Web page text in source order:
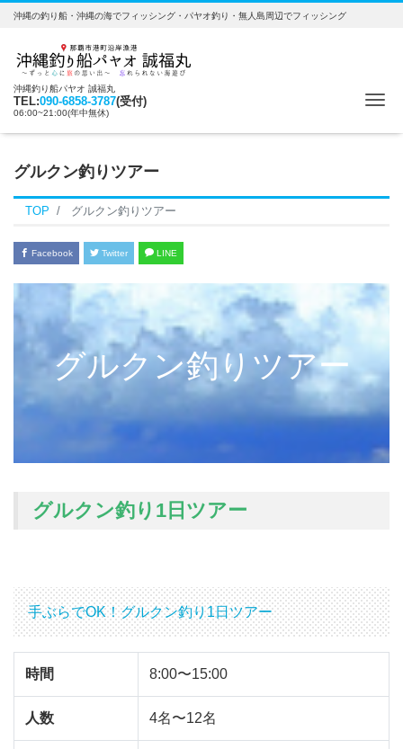
沖縄の釣り船・沖縄の海でフィッシング・パヤオ釣り・無人島周辺でフィッシング
沖縄釣り船パヤオ 誠福丸
TEL:090-6858-3787(受付)
06:00~21:00(年中無休)
グルクン釣りツアー
TOP グルクン釣りツアー
Facebook Twitter LINE
グルクン釣りツアー
グルクン釣り1日ツアー
手ぶらでOK！グルクン釣り1日ツアー
時間 8:00〜15:00
人数 4名〜12名